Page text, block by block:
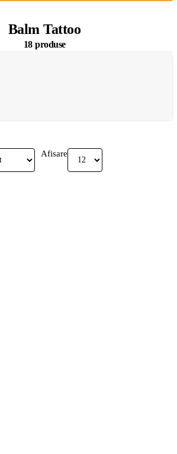
Balm Tattoo
18 produse
Afisare